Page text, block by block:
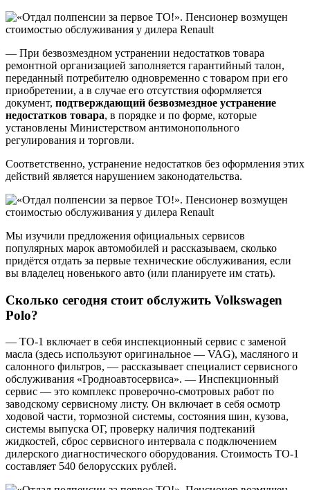
— При безвозмездном устранении недостатков товара
ремонтной организацией заполняется гарантийный талон,
переданный потребителю одновременно с товаром при его
приобретении, а в случае его отсутствия оформляется
документ, подтверждающий безвозмездное устранение
недостатков товара, в порядке и по форме, которые
установлены Министерством антимонопольного
регулирования и торговли.
Соответственно, устранение недостатков без оформления этих
действий является нарушением законодательства.
Мы изучили предложения официальных сервисов
популярных марок автомобилей и рассказываем, сколько
придётся отдать за первые технические обслуживания, если
вы владелец новенького авто (или планируете им стать).
Сколько сегодня стоит обслужить Volkswagen
Polo?
— ТО-1 включает в себя инспекционный сервис с заменой
масла (здесь используют оригинальное — VAG), масляного и
салонного фильтров, — рассказывает специалист сервисного
обслуживания «Гродноавтосервиса». — Инспекционный
сервис — это комплекс проверочно-смотровых работ по
заводскому сервисному листу. Он включает в себя осмотр
ходовой части, тормозной системы, состояния шин, кузова,
системы выпуска ОГ, проверку наличия подтеканий
жидкостей, сброс сервисного интервала с подключением
дилерского диагностического оборудования. Стоимость ТО-1
составляет 540 белорусских рублей.